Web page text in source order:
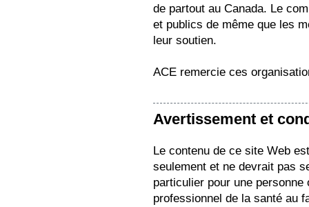
de partout au Canada. Le
et publics de même que les
leur soutien.
ACE remercie ces
Avertissement et
Le contenu de ce site Web
seulement et ne devrait pas
particulier pour une
professionnel de la santé au